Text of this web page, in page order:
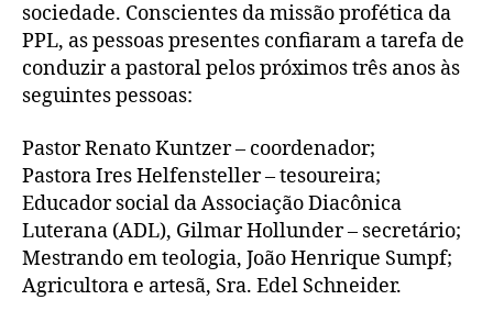
sociedade. Conscientes da missão profética da
PPL, as pessoas presentes confiaram a tarefa de
conduzir a pastoral pelos próximos três anos às
seguintes pessoas:
Pastor Renato Kuntzer – coordenador;
Pastora Ires Helfensteller – tesoureira;
Educador social da Associação Diacônica
Luterana (ADL), Gilmar Hollunder – secretário;
Mestrando em teologia, João Henrique Sumpf;
Agricultora e artesã, Sra. Edel Schneider.